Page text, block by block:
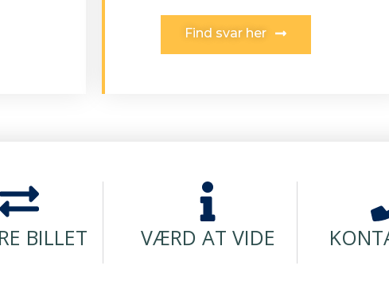
Find svar her
BILLET VÆRD AT VIDE